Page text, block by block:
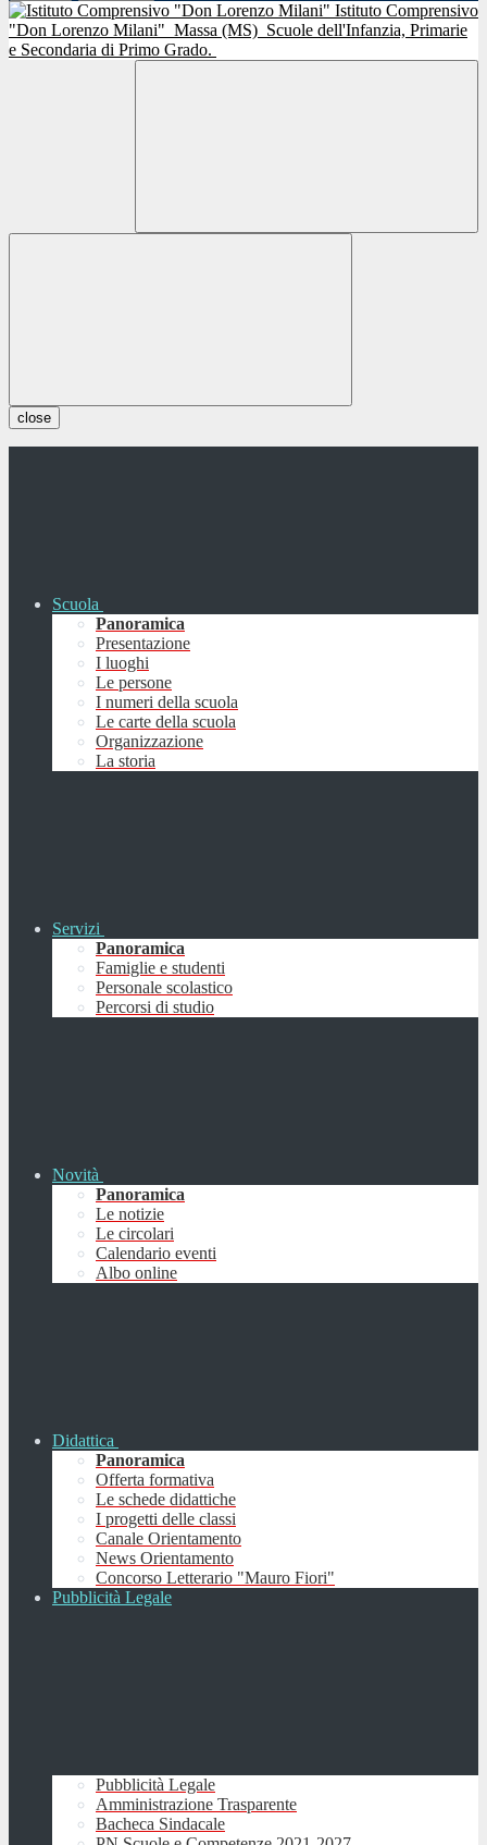
Istituto Comprensivo
"Don Lorenzo Milani" Massa (MS) Scuole dell'Infanzia, Primarie
e Secondaria di Primo Grado.
close
Scuola
Panoramica
Presentazione
I luoghi
Le persone
I numeri della scuola
Le carte della scuola
Organizzazione
La storia
Servizi
Panoramica
Famiglie e studenti
Personale scolastico
Percorsi di studio
Novità
Panoramica
Le notizie
Le circolari
Calendario eventi
Albo online
Didattica
Panoramica
Offerta formativa
Le schede didattiche
I progetti delle classi
Canale Orientamento
News Orientamento
Concorso Letterario "Mauro Fiori"
Pubblicità Legale
Pubblicità Legale
Amministrazione Trasparente
Bacheca Sindacale